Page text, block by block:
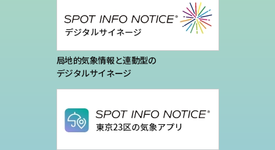
局地的気象情報と連動型の
デジタルサイネージ